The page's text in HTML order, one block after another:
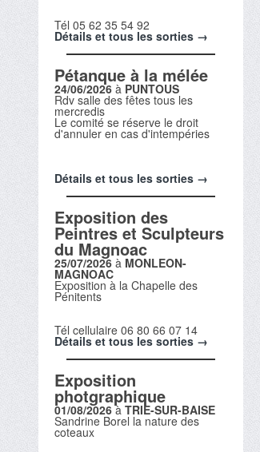
Tél 05 62 35 54 92
Détails et tous les sorties →
Pétanque à la mélée
24/06/2026 à PUNTOUS
Rdv salle des fêtes tous les
mercredis
Le comité se réserve le droit
d'annuler en cas d'intempéries
Détails et tous les sorties →
Exposition des
Peintres et Sculpteurs
du Magnoac
25/07/2026 à MONLEON-
MAGNOAC
Exposition à la Chapelle des
Pénitents
Tél cellulaire 06 80 66 07 14
Détails et tous les sorties →
Exposition
photgraphique
01/08/2026à TRIE-SUR-BAISE
Sandrine Borel la nature des
coteaux